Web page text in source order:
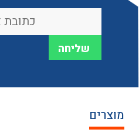
מוצרים